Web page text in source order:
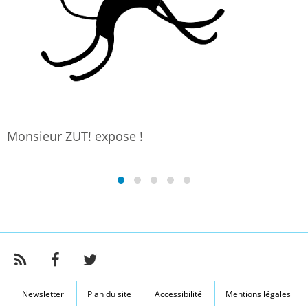
Monsieur ZUT! expose !
Newsletter Plan du site Accessibilité Mentions légales